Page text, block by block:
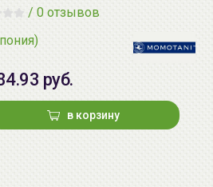
/ 0 отзывов
руб.
в корзину